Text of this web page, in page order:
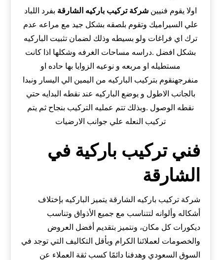
اولا يقوم فنيين شركة تركيب باركيه الشارقة بفرد اللباد
علي السيراميك وتقوم بلصقه بشكل جيد مع مراعه عدم
ترك اي فراغات ولو بسيطه وذلك لضمان تثبيت الباركيه
بشكل افضل .دراسه مساحات الغرفه وشكلها اذا كانت
مستطيله او مربعه و نوعيه الزوايا بها حاده او
منفرجهنقوم بتركيب الباركيه من اليمين الي اليسار ونبدا
بالجانب الاطول و يوضع الباركيه عند نقطه البدايه حتي
نقطه الوصول .وبذلك تتم عمليه التركيب بنجاح ثم يتم
تركيب النعله علي جوانب الارضيات
فني تركيب باركية في
الشارقة
شركة تركيب باركيه الشارقة يتميز الباركيه بإختلاف
أشكاله وألوانه لتتناسب مع جميع الأذواق وتناسب
ديكورات كل مكان، ونتميز بتقديم أفضل العروض
والخصومات لعملائنا الكرام وبأقل التكاليف التي توجد في
السوق السعودي وهدفنا دائمًا كسب ثقة العملاء عن